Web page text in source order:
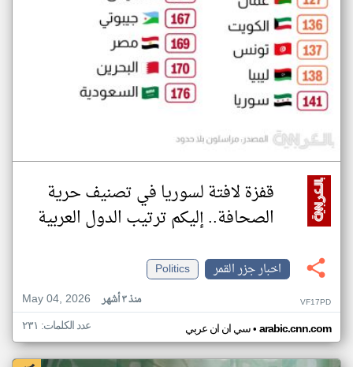
قفزة لافتة لسوريا في تصنيف حرية
الصحافة.. إليكم ترتيب الدول العربية
اخبار جزر القمر
Politics
May 04, 2026
منذ ٣ أشهر VF17PD
سي ان ان عربي• arabic.cnn.com عدد الكلمات: ٢٣١